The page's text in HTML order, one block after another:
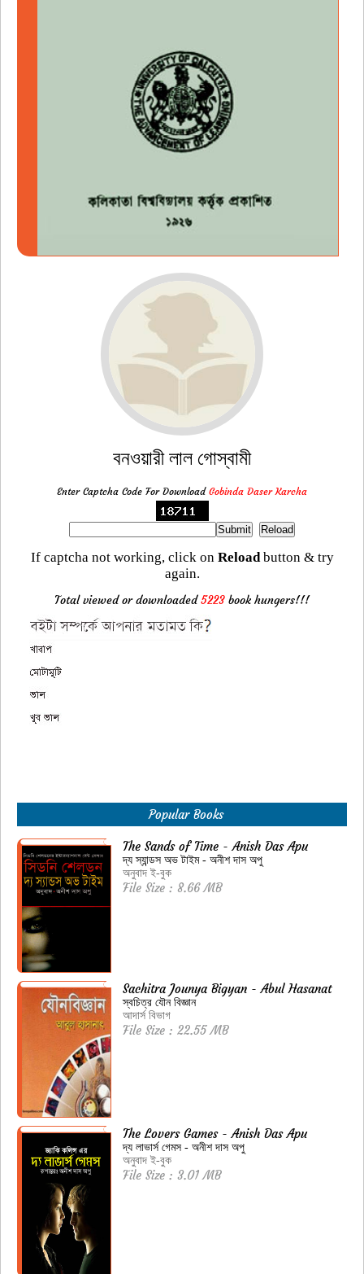
বনওয়ারী লাল গোস্বামী
Enter Captcha Code For Download Gobinda Daser Karcha
If captcha not working, click on Reloadbutton & try
again.
Total viewed or downloaded5223 book hungers!!!
Popular Books
The Sands of Time - Anish Das Apu
দ্য স্যান্ডস অভ টাইম - অনীশ দাস অপু
অনুবাদ ই-বুক
File Size : 8.66 MB
Sachitra Jounya Bigyan - Abul Hasanat
স্বচিত্র যৌন বিজ্ঞান
আদার্স বিভাগ
File Size : 22.55 MB
The Lovers Games - Anish Das Apu
দ্য লাভার্স গেমস - অনীশ দাস অপু
অনুবাদ ই-বুক
File Size : 3.01 MB